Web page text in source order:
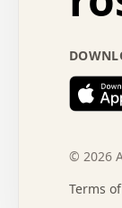
.   .   .
.   o   .
:   .   .   .
+   .   o
.   .   .   .
+   .   .   .
.   .   x
.   .   .   .
© 2026
Terms